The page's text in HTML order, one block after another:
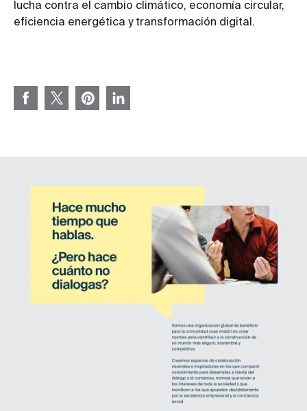
lucha contra el cambio climático, economía circular,
eficiencia energética y transformación digital.